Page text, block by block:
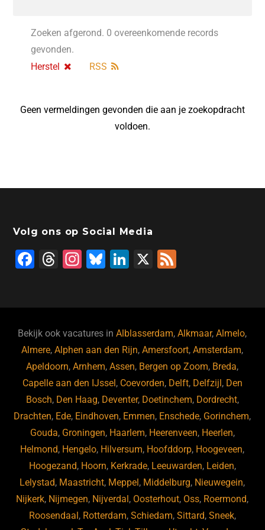
Zoeken afgerond. 0 overeenkomende records
gevonden.
Herstel
RSS
Geen vermeldingen gevonden die aan je zoekopdracht
voldoen.
Volg ons op Social Media
F
b
o
o
k
T
d
s
In
a
m
Bl
ky
Li
dI
n
X
Bekijk ook vacatures inAlblasserdam,Alkmaar,Almelo,
Almere,Alphen aan den Rijn,Amersfoort,Amsterdam,
Apeldoorn,Arnhem,Assen, Bergen op Zoom, Breda,
Capelle aan den IJssel , Coevorden, Delft, Delfzijl , Den
Bosch, Den Haag, Deventer, Doetinchem, Dordrecht,
Drachten, Ede, Eindhoven, Emmen, Enschede, Gorinchem,
Gouda, Groningen, Haarlem, Heerenveen, Heerlen,
Helmond, Hengelo, Hilversum, Hoofddorp, Hoogeveen,
Hoogezand, Hoorn, Kerkrade, Leeuwarden, Leiden,
Lelystad, Maastricht, Meppel , Middelburg, Nieuwegein,
Nijkerk, Nijmegen, Nijverdal , Oosterhout, Oss, Roermond,
Roosendaal , Rotterdam, Schiedam, Sittard, Sneek,